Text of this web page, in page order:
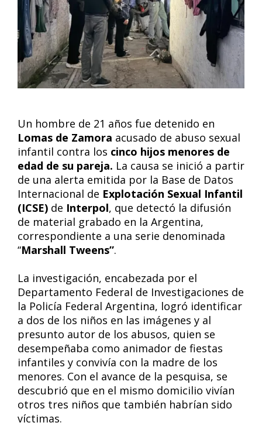
Un hombre de 21 años fue detenido en
Lomas de Zamora acusado de abuso sexual
infantil contra los cinco hijos menores de
edad de su pareja. La causa se inició a partir
de una alerta emitida por la Base de Datos
Internacional de Explotación Sexual Infantil
(ICSE) de Interpol, que detectó la difusión
de material grabado en la Argentina,
correspondiente a una serie denominada
“Marshall Tweens”.
La investigación, encabezada por el
Departamento Federal de Investigaciones de
la Policía Federal Argentina, logró identificar
a dos de los niños en las imágenes y al
presunto autor de los abusos, quien se
desempeñaba como animador de fiestas
infantiles y convivía con la madre de los
menores. Con el avance de la pesquisa, se
descubrió que en el mismo domicilio vivían
otros tres niños que también habrían sido
víctimas.